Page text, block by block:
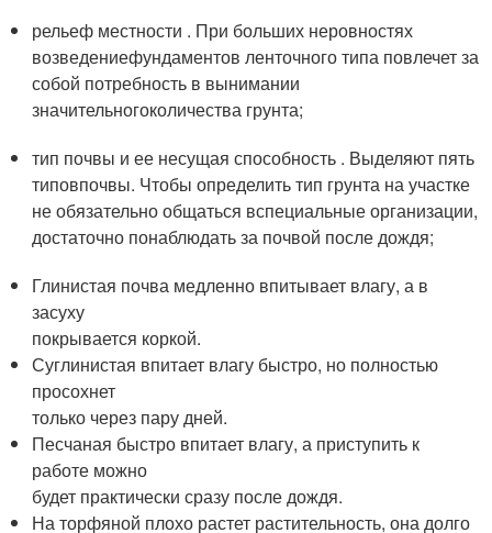
рельеф местности . При больших неровностях
возведениефундаментов ленточного типа повлечет за
собой потребность в вынимании
значительногоколичества грунта;
тип почвы и ее несущая способность . Выделяют пять
типовпочвы. Чтобы определить тип грунта на участке
не обязательно общаться вспециальные организации,
достаточно понаблюдать за почвой после дождя;
Глинистая почва медленно впитывает влагу, а в
засуху
покрывается коркой.
Суглинистая впитает влагу быстро, но полностью
просохнет
только через пару дней.
Песчаная быстро впитает влагу, а приступить к
работе можно
будет практически сразу после дождя.
На торфяной плохо растет растительность, она долго